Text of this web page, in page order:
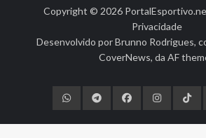
Copyright © 2026
Privacidade
Desenvolvido porBrunno Rodrigues,
CoverNews, da AF